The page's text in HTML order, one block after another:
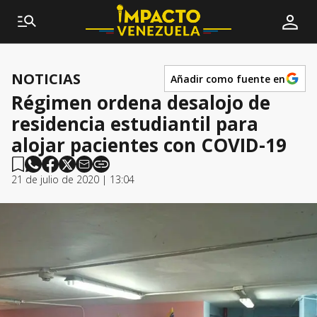
NOTICIAS Añadir como fuente en
Régimen ordena desalojo de
residencia estudiantil para
alojar pacientes con COVID-19
21 de julio de 2020 | 13:04